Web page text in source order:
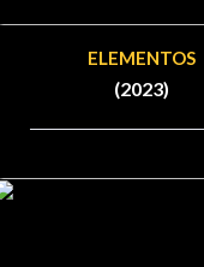
ELEMENTOS
(2023)